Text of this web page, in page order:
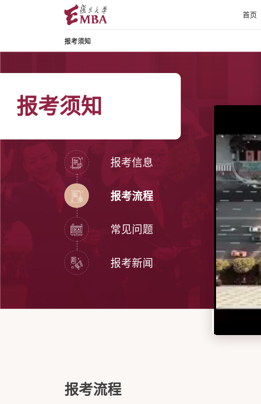
首页
报考须知
报考须知
报考信息
报考流程
常见问题
报考新闻
报考流程